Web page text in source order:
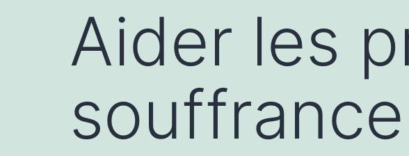
Aider les
souffrance